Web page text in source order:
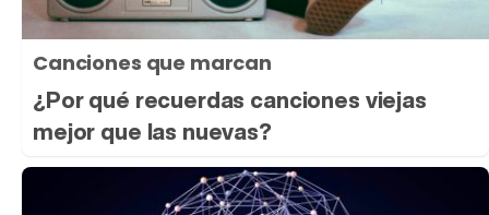
Canciones que marcan
¿Por qué recuerdas canciones viejas
mejor que las nuevas?